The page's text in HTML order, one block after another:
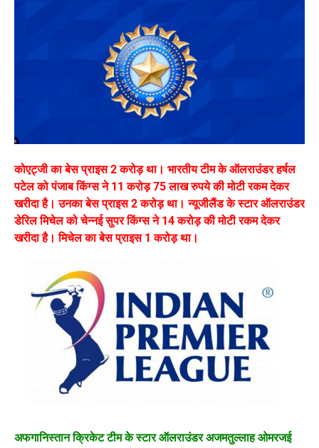
कोएट्जी का बेस प्राइस 2 करोड़ था। भारतीय टीम के ऑलराउंडर हर्षल
पटेल को पंजाब किंग्स ने 11 करोड़ 75 लाख रुपये की मोटी रकम देकर
खरीदा है। उनका बेस प्राइस 2 करोड़ था। न्यूजीलैंड के स्टार ऑलराउंडर
डेरिल मिचेल को चेन्नई सुपर किंग्स ने 14 करोड़ की मोटी रकम देकर
खरीदा है। मिचेल का बेस प्राइस 1 करोड़ था।
अफगानिस्तान क्रिकेट टीम के स्टार ऑलराउंडर अजमतुल्लाह ओमरजई